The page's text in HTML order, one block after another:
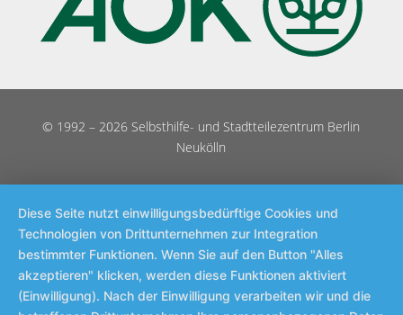
© 1992 – 2026 Selbsthilfe- und Stadtteilezentrum Berlin
Neukölln
Diese Seite nutzt einwilligungsbedürftige Cookies und
Technologien von Drittunternehmen zur Integration
bestimmter Funktionen. Wenn Sie auf den Button "Alles
akzeptieren" klicken, werden diese Funktionen aktiviert
(Einwilligung). Nach der Einwilligung verarbeiten wir und die